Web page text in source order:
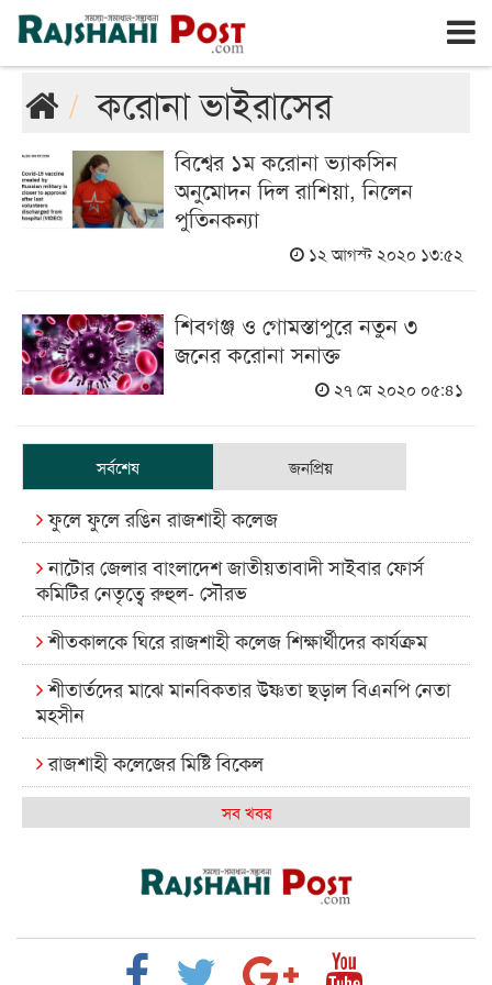
রাজশাহী রবিবার, ৯ই আগস্ট ২০২৬, ২৬শে শ্রাবণ ১৪৩৩
করোনা ভাইরাসের
বিশ্বের ১ম করোনা ভ্যাকসিন
অনুমোদন দিল রাশিয়া, নিলেন
পুতিনকন্যা
১২ আগস্ট ২০২০ ১৩:৫২
শিবগঞ্জ ও গোমস্তাপুরে নতুন ৩
জনের করোনা সনাক্ত
২৭ মে ২০২০ ০৫:৪১
সর্বশেষ জনপ্রিয়
ফুলে ফুলে রঙিন রাজশাহী কলেজ
নাটোর জেলার বাংলাদেশ জাতীয়তাবাদী সাইবার ফোর্স
কমিটির নেতৃত্বে রুহুল- সৌরভ
শীতকালকে ঘিরে রাজশাহী কলেজ শিক্ষার্থীদের কার্যক্রম
শীতার্তদের মাঝে মানবিকতার উষ্ণতা ছড়াল বিএনপি নেতা
মহসীন
রাজশাহী কলেজের মিষ্টি বিকেল
কেমন আছে আমাদের দেশের মধ্যবিত্তরা
রাজশাইন একাডেমির ফল প্রকাশ ও পুরস্কার বিতরণ
রাজশাহী কলেজের শিক্ষার্থী শাখাওয়াত পেলেন স্টার
সব খবর